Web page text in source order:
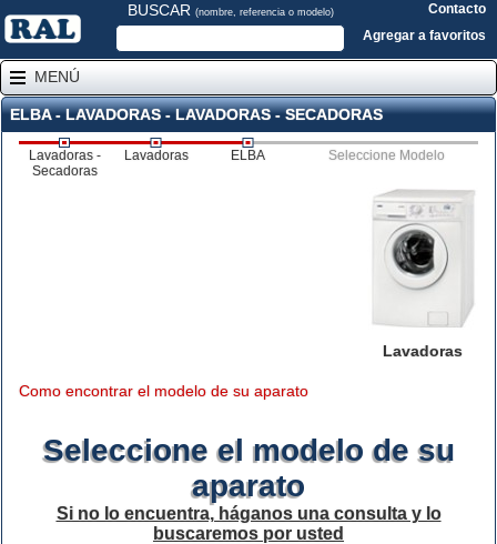
BUSCAR (nombre, referencia o modelo)
Contacto
Agregar a favoritos
MENÚ
ELBA - LAVADORAS - LAVADORAS - SECADORAS
Lavadoras -
Secadoras
Lavadoras ELBA Seleccione Modelo
Lavadoras
Como encontrar el modelo de su aparato
Seleccione el modelo de su
aparato
Si no lo encuentra, háganos una consulta y lo
buscaremos por usted